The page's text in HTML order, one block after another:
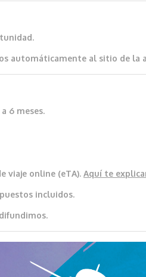
automáticamente al sitio de la
6 meses.
viaje online (eTA). Aquí te
incluidos.